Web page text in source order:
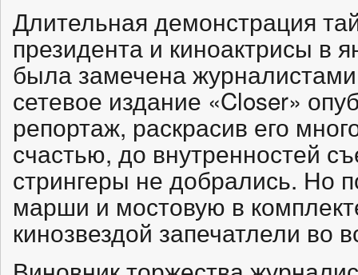
Длительная демонстрация
президента и киноактрисы в
была замечена
сетевое издание «Closer»
репортаж, раскрасив его
счастью, до внутренностей
стрингеры не добрались. Но
марши и мостовую в
кинозвездой запечатлели во